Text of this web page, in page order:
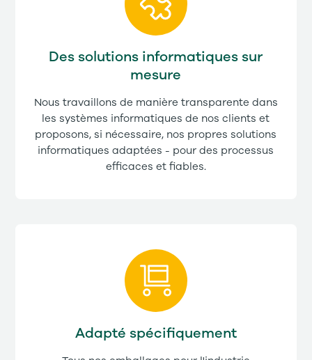
Des solutions informatiques sur
mesure
Nous travaillons de manière transparente dans
les systèmes informatiques de nos clients et
proposons, si nécessaire, nos propres solutions
informatiques adaptées - pour des processus
efficaces et fiables.
Adapté spécifiquement